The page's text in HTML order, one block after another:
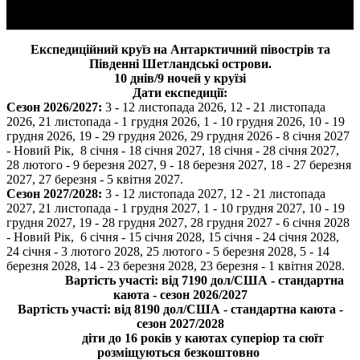
Експедиційний круїз на Антарктичний півострів та
Південні Шетландські острови.
10 днів/9 ночей у круїзі
Дати експедиції:
Сезон 2026/2027: 3 - 12 листопада 2026, 12 - 21 листопада
2026, 21 листопада - 1 грудня 2026, 1 - 10 грудня 2026, 10 - 19
грудня 2026, 19 - 29 грудня 2026, 29 грудня 2026 - 8 січня 2027
- Новий Рік, 8 січня - 18 січня 2027, 18 січня - 28 січня 2027,
28 лютого - 9 березня 2027, 9 - 18 березня 2027, 18 - 27 березня
2027, 27 березня - 5 квітня 2027.
Сезон 2027/2028: 3 - 12 листопада 2027, 12 - 21 листопада
2027, 21 листопада - 1 грудня 2027, 1 - 10 грудня 2027, 10 - 19
грудня 2027, 19 - 28 грудня 2027, 28 грудня 2027 - 6 січня 2028
- Новий Рік, 6 січня - 15 січня 2028, 15 січня - 24 січня 2028,
24 січня - 3 лютого 2028, 25 лютого - 5 березня 2028, 5 - 14
березня 2028, 14 - 23 березня 2028, 23 березня - 1 квітня 2028.
Вартість участі: від 7190 дол/США - стандартна
каюта - сезон 2026/2027
Вартість участі: від 8190 дол/США - стандартна каюта -
сезон 2027/2028
діти до 16 років у каютах суперіор та сюїт
розміщуються безкоштовно